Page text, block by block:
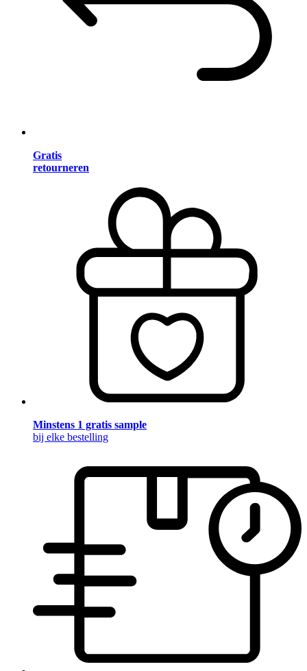
Gratis
retourneren
Minstens 1 gratis sample
bij elke bestelling